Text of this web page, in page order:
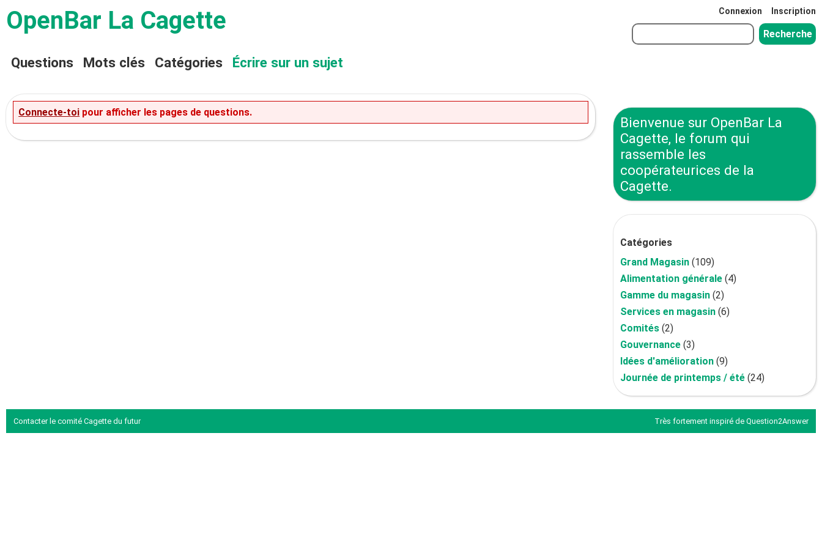
OpenBar La Cagette Connexion Inscription
Questions Mots clés Catégories Écrire sur un sujet
Bienvenue sur OpenBar La
Cagette, le forum qui
rassemble les
coopérateurices de la
Cagette.
Catégories
Grand Magasin (109)
Alimentation générale (4)
Gamme du magasin (2)
Services en magasin (6)
Comités (2)
Gouvernance (3)
Idées d'amélioration (9)
Journée de printemps / été (24)
Connecte-toi pour afficher les pages de questions.
Contacter le comité Cagette du futur Très fortement inspiré de Question2Answer